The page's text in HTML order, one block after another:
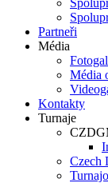
Partneři
Média
Média
Kontakty
Turnaje
Czech